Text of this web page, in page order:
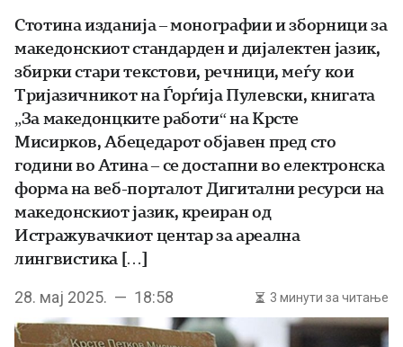
Стотина изданија – монографии и зборници за
македонскиот стандарден и дијалектен јазик,
збирки стари текстови, речници, меѓу кои
Тријазичникот на Ѓорѓија Пулевски, книгата
„За македонцките работи“ на Крсте
Мисирков, Абецедарот објавен пред сто
години во Атина – се достапни во електронска
форма на веб-порталот Дигитални ресурси на
македонскиот јазик, креиран од
Истражувачкиот центар за ареална
лингвистика […]
28. мај 2025. — 18:58 3 минути за читање